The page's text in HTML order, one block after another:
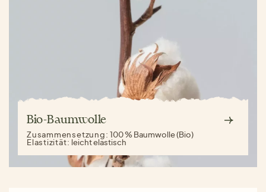
Bio-Baumwolle
Zusammensetzung:100 % Baumwolle (Bio)
Elastizität: leicht elastisch